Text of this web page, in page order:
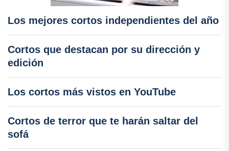
Los mejores cortos independientes del año
Cortos que destacan por su dirección y
edición
Los cortos más vistos en YouTube
Cortos de terror que te harán saltar del
sofá